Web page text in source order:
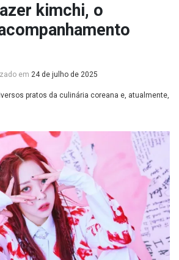
kimchi, o
em 24 de julho de 2025
pratos da culinária coreana e, atualmente,